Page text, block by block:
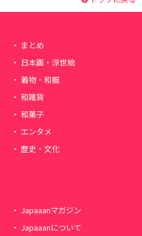
まとめ
日本画・浮世絵
着物・和服
和雑貨
和菓子
エンタメ
歴史・文化
Japaaanマガジン
Japaaanについて